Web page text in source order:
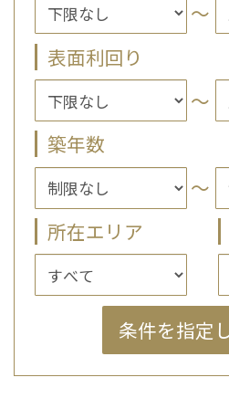
～
表面利回り
～
築年数
～
所在エリア